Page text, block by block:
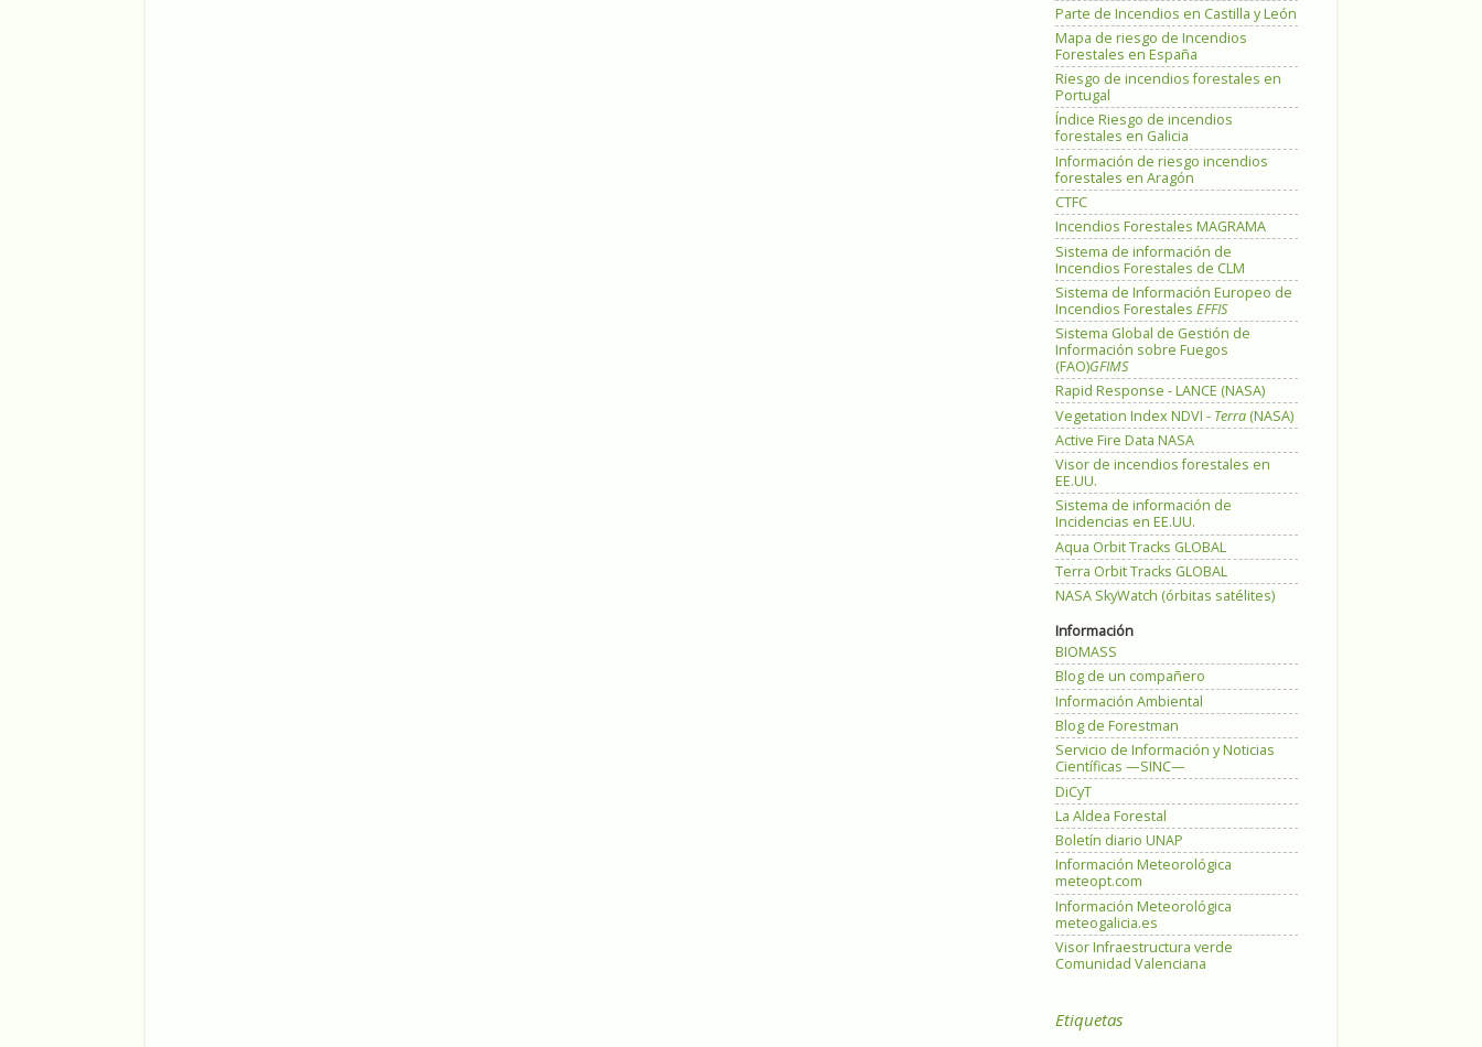
Parte de Incendios en Castilla y León
Mapa de riesgo de Incendios
Forestales en España
Riesgo de incendios forestales en
Portugal
Índice Riesgo de incendios
forestales en Galicia
Información de riesgo incendios
forestales en Aragón
CTFC
Incendios Forestales MAGRAMA
Sistema de información de
Incendios Forestales de CLM
Sistema de Información Europeo de
Incendios Forestales EFFIS
Sistema Global de Gestión de
Información sobre Fuegos
(FAO)GFIMS
Rapid Response - LANCE (NASA)
Vegetation Index NDVI - Terra (NASA)
Active Fire Data NASA
Visor de incendios forestales en
EE.UU.
Sistema de información de
Incidencias en EE.UU.
Aqua Orbit Tracks GLOBAL
Terra Orbit Tracks GLOBAL
NASA SkyWatch (órbitas satélites)
Información
BIOMASS
Blog de un compañero
Información Ambiental
Blog de Forestman
Servicio de Información y Noticias
Científicas —SINC—
DiCyT
La Aldea Forestal
Boletín diario UNAP
Información Meteorológica
meteopt.com
Información Meteorológica
meteogalicia.es
Visor Infraestructura verde
Comunidad Valenciana
Etiquetas